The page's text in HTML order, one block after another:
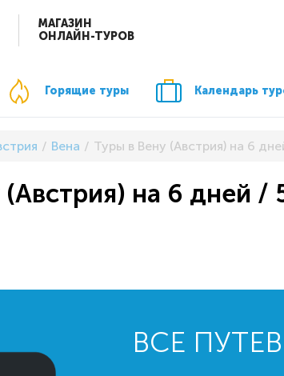
МАГАЗИН
ОНЛАЙН-ТУРОВ
Горящие туры Календарь
Вена Туры в Вену (Австрия) на 6
на 6 дней /
ВСЕ